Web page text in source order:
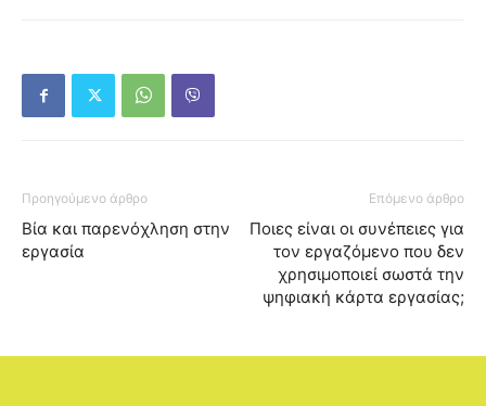
Προηγούμενο άρθρο
Βία και παρενόχληση στην
εργασία
Επόμενο άρθρο
Ποιες είναι οι συνέπειες για
τον εργαζόμενο που δεν
χρησιμοποιεί σωστά την
ψηφιακή κάρτα εργασίας;